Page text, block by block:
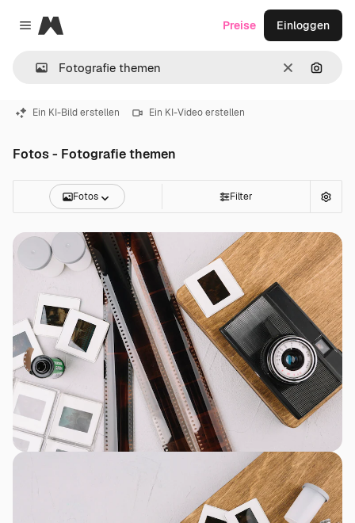
Close menu
Magnific
LöschenNach
Preise Einloggen
Ein KI-Bild erstellen Ein KI-Video erstellen
Fotos - Fotografie themen
Fotos Filter